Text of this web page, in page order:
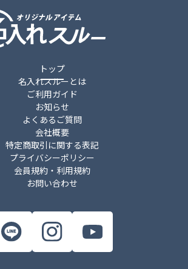
トップ
名入れスルーとは
ご利用ガイド
お知らせ
よくあるご質問
会社概要
特定商取引に関する表記
プライバシーポリシー
会員規約・利用規約
お問い合わせ